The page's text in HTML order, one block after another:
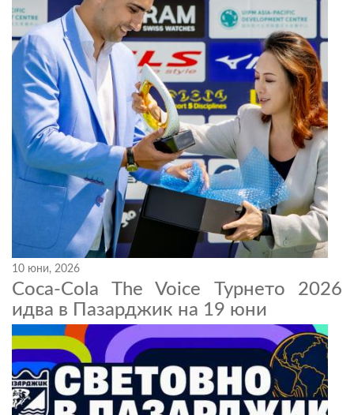
10 юни, 2026
Coca-Cola The Voice Турнето 2026
идва в Пазарджик на 19 юни